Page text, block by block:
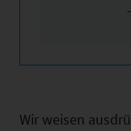
Wir weisen